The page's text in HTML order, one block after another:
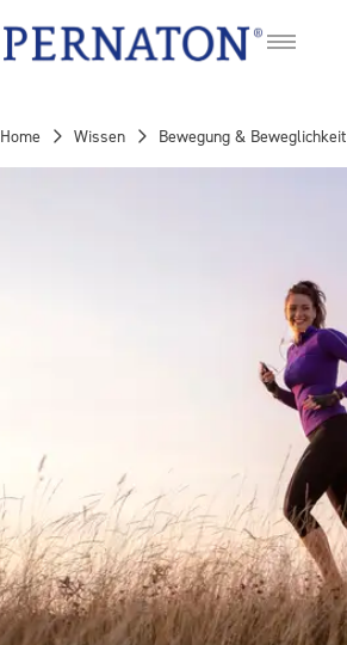
IT
EN
Home Wissen Bewegung & Beweglichkeit